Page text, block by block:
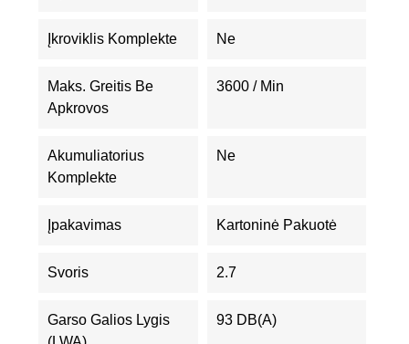
Įkroviklis Komplekte Ne
Maks. Greitis Be
Apkrovos
3600 / Min
Akumuliatorius
Komplekte
Ne
Įpakavimas Kartoninė Pakuotė
Svoris 2.7
Garso Galios Lygis
93 DB(A)